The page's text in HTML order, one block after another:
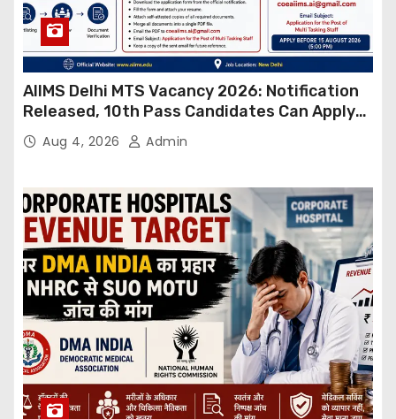
AIIMS Delhi MTS Vacancy 2026: Notification
Released, 10th Pass Candidates Can Apply
Through Email
Aug 4, 2026 Admin